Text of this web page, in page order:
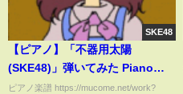
SKE48
【ピアノ】「不器用太陽
(SKE48)」弾いてみた Piano
Cover
ピアノ楽譜 https://mucome.net/work?